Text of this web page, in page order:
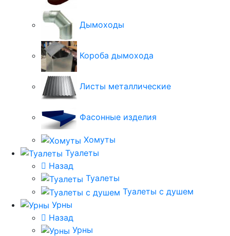
Дымоходы
Короба дымохода
Листы металлические
Фасонные изделия
Хомуты
Туалеты
Назад
Туалеты
Туалеты с душем
Урны
Назад
Урны